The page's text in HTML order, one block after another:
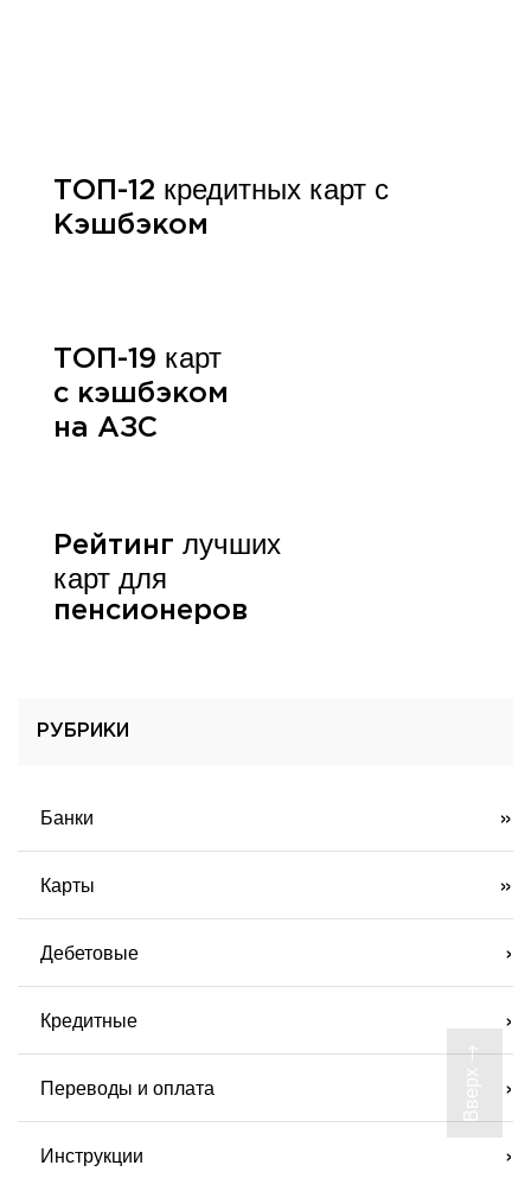
ТОП-12 кредитных карт с
Кэшбэком
ТОП-19 карт
с кэшбэком
на АЗС
Рейтинг лучших
карт для
пенсионеров
РУБРИКИ
Банки
Карты
Дебетовые
Кредитные
Переводы и оплата
Инструкции